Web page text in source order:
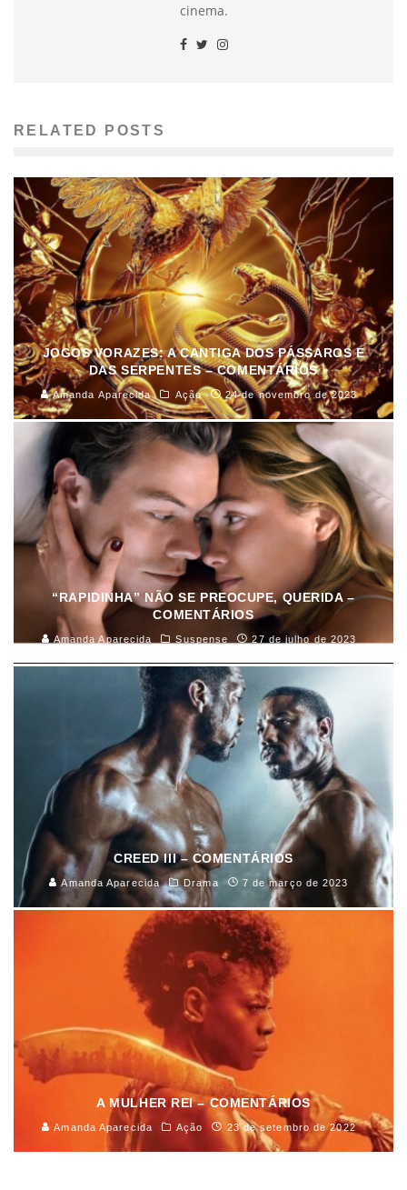
cinema.
RELATED POSTS
JOGOS VORAZES: A CANTIGA DOS PÁSSAROS E
DAS SERPENTES – COMENTÁRIOS
Amanda Aparecida Ação 24 de novembro de 2023
“RAPIDINHA” NÃO SE PREOCUPE, QUERIDA –
COMENTÁRIOS
Amanda Aparecida Suspense 27 de julho de 2023
CREED III – COMENTÁRIOS
Amanda Aparecida Drama 7 de março de 2023
A MULHER REI – COMENTÁRIOS
Amanda Aparecida Ação 23 de setembro de 2022